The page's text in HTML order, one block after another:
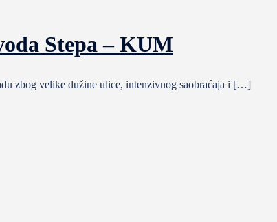
Stepa – KUM
zbog velike dužine ulice, intenzivnog saobraćaja i […]